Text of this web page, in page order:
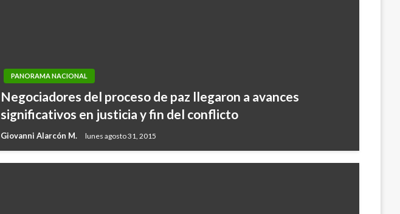
PANORAMA NACIONAL
Negociadores del proceso de paz llegaron a avances
significativos en justicia y fin del conflicto
Giovanni Alarcón M. lunes agosto 31, 2015